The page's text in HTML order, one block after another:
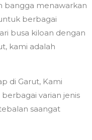
bangga menawarkan
berbagai
busa kiloan dengan
kami adalah
di Garut, Kami
varian jenis
saangat